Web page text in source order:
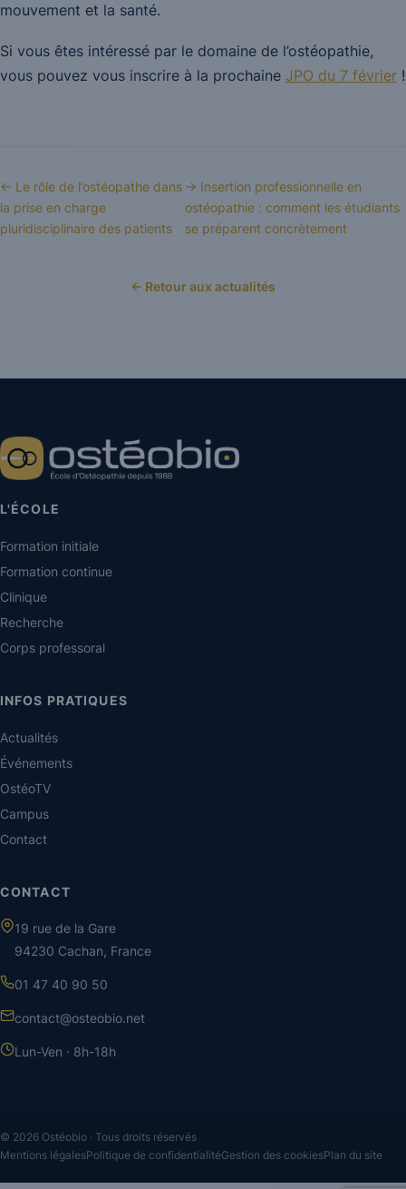
mouvement et la santé.
Si vous êtes intéressé par le domaine de l’ostéopathie,
vous pouvez vous inscrire à la prochaine JPO du 7 février !
← Le rôle de l’ostéopathe dans
la prise en charge
pluridisciplinaire des patients
→ Insertion professionnelle en
ostéopathie : comment les étudiants
se préparent concrètement
← Retour aux actualités
L'ÉCOLE
Formation initiale
Formation continue
Clinique
Recherche
Corps professoral
INFOS PRATIQUES
Actualités
Événements
OstéoTV
Campus
Contact
CONTACT
19 rue de la Gare
94230 Cachan, France
01 47 40 90 50
contact@osteobio.net
Lun-Ven · 8h-18h
© 2026 Ostéobio · Tous droits réservés
Mentions légalesPolitique de confidentialitéGestion des cookiesPlan du site